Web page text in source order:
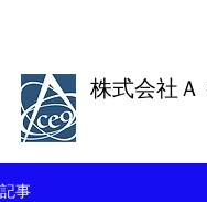
株式会社Ａ
記事